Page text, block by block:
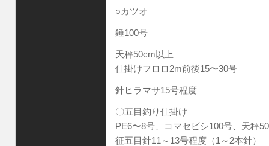
○カツオ
錘100号
天秤50cm以上
仕掛けフロロ2m前後15〜30号
針ヒラマサ15号程度
〇五目釣り仕掛け
PE6〜8号、コマセビシ100号、天秤
征五目針11～13号程度（1～2本針）